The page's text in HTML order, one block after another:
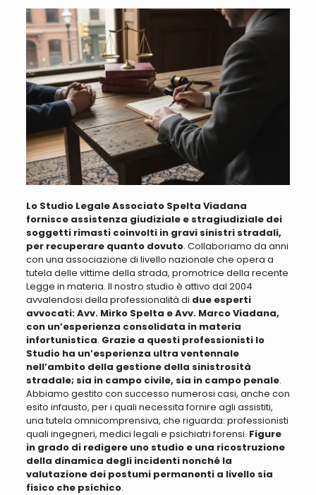
Lo Studio Legale Associato Spelta Viadana
fornisce assistenza giudiziale e stragiudiziale dei
soggetti rimasti coinvolti in gravi sinistri stradali,
per recuperare quanto dovuto. Collaboriamo da anni
con una associazione di livello nazionale che opera a
tutela delle vittime della strada, promotrice della recente
Legge in materia. Il nostro studio è attivo dal 2004
avvalendosi della professionalità di due esperti
avvocati: Avv. Mirko Spelta e Avv. Marco Viadana,
con un’esperienza consolidata in materia
infortunistica. Grazie a questi professionisti lo
Studio ha un’esperienza ultra ventennale
nell’ambito della gestione della sinistrosità
stradale; sia in campo civile, sia in campo penale.
Abbiamo gestito con successo numerosi casi, anche con
esito infausto, per i quali necessita fornire agli assistiti,
una tutela omnicomprensiva, che riguarda: professionisti
quali ingegneri, medici legali e psichiatri forensi. Figure
in grado di redigere uno studio e una ricostruzione
della dinamica degli incidenti nonché la
valutazione dei postumi permanenti a livello sia
fisico che psichico.